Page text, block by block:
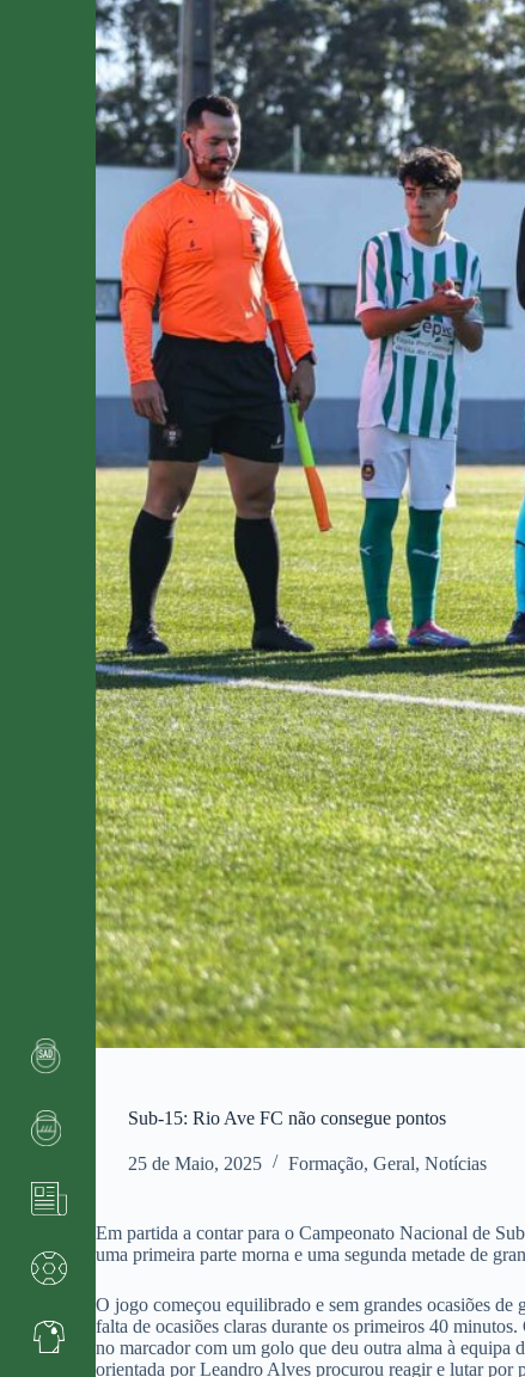
Sub-15: Rio Ave FC não consegue pontos
25 de Maio, 2025 Formação,Geral,Notícias
Em partida a contar para o Campeonato Nacional de
uma primeira parte morna e uma segunda metade de
O jogo começou equilibrado e sem grandes ocasiões de
falta de ocasiões claras durante os primeiros 40
no marcador com um golo que deu outra alma à equipa
orientada por Leandro Alves procurou reagir e lutar por